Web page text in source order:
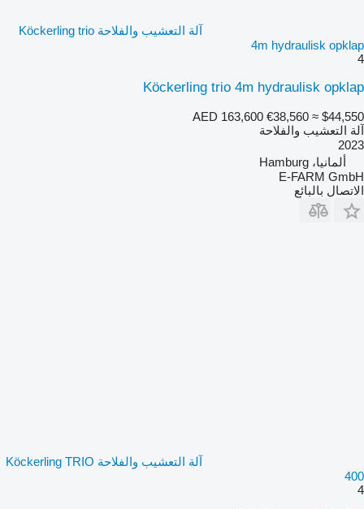
آلة التعشيب والفلاحة Köckerling trio
4m hydraulisk opklap
4
Köckerling trio 4m hydraulisk opklap
AED 163,600 €38,560 ≈ $44,550
آلة التعشيب والفلاحة
2023
ألمانيا، Hamburg
E-FARM GmbH
الاتصال بالبائع
آلة التعشيب والفلاحة Köckerling TRIO
400
4